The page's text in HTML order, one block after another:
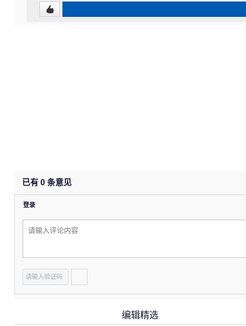
已有 0 条意见
登录
编辑精选